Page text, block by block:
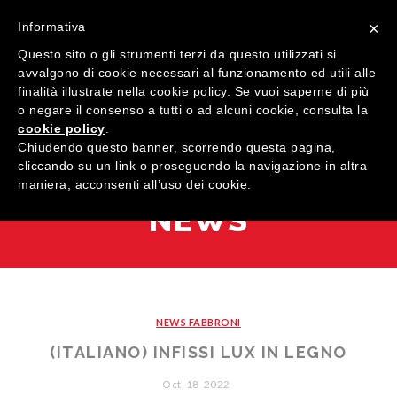
MENU
HOME
QUALIFICATIONS
NEWS
NEWS FABBRONI
(ITALIANO) INFISSI LUX IN LEGNO
Oct 18 2022
×
Informativa
Questo sito o gli strumenti terzi da questo utilizzati si
avvalgono di cookie necessari al funzionamento ed utili alle
finalità illustrate nella cookie policy. Se vuoi saperne di più
o negare il consenso a tutti o ad alcuni cookie, consulta la
cookie policy
Chiudendo questo banner, scorrendo questa pagina,
cliccando su un link o proseguendo la navigazione in altra
maniera, acconsenti all’uso dei cookie.